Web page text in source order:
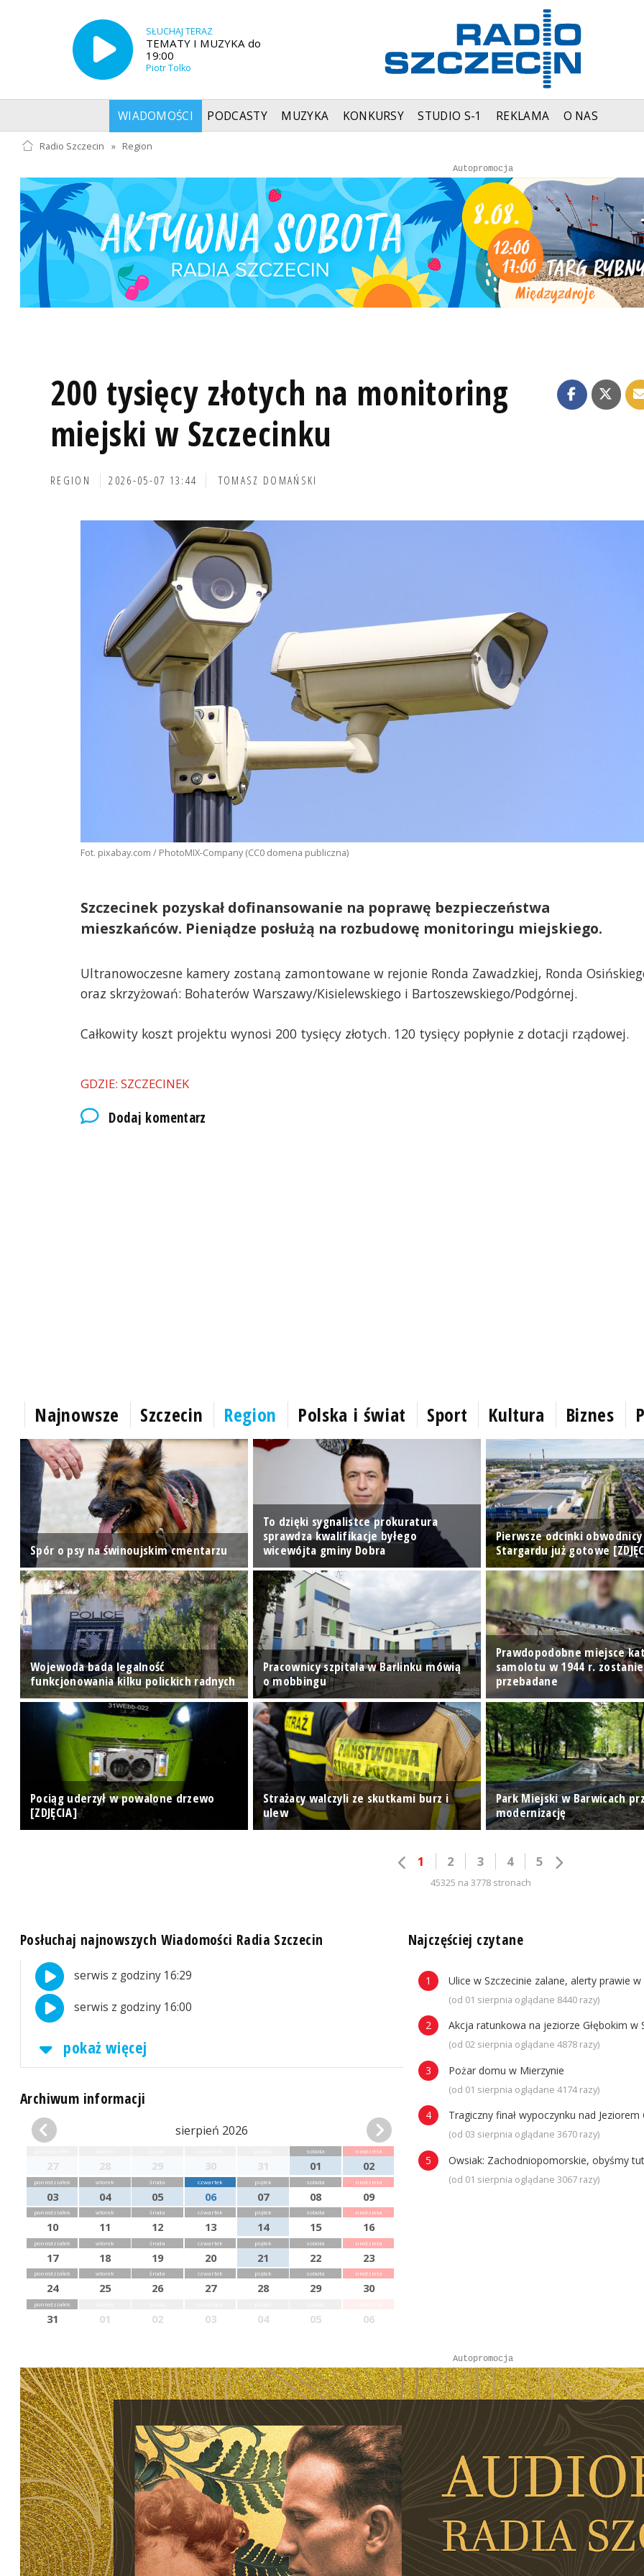
SŁUCHAJ TERAZ
TEMATY I MUZYKA do
19:00
Piotr Tolko
WIADOMOŚCI PODCASTY MUZYKA KONKURSY STUDIO S-1 REKLAMA O NAS
Radio Szczecin » Region
Autopromocja
Reklama
Autopromocja
200 tysięcy złotych na monitoring
miejski w Szczecinku
REGION 2026-05-07 13:44 TOMASZ DOMAŃSKI
Fot. pixabay.com / PhotoMIX-Company (CC0 domena publiczna)
Szczecinek pozyskał dofinansowanie na poprawę bezpieczeństwa
mieszkańców. Pieniądze posłużą na rozbudowę monitoringu miejskiego.
Ultranowoczesne kamery zostaną zamontowane w rejonie Ronda Zawadzkiej, Ronda
oraz skrzyżowań: Bohaterów Warszawy/Kisielewskiego i Bartoszewskiego/Podgórnej.
Całkowity koszt projektu wynosi 200 tysięcy złotych. 120 tysięcy popłynie z dotacji rządowej.
GDZIE: SZCZECINEK
Dodaj komentarz
Najnowsze Szczecin Region Polska i świat Sport Kultura Biznes
Spór o psy na świnoujskim cmentarzu
To dzięki sygnalistce prokuratura
sprawdza kwalifikacje byłego
wicewójta gminy Dobra
Pierwsze odcinki
Stargardu już gotowe
Wojewoda bada legalność
funkcjonowania kilku polickich radnych
Pracownicy szpitala w Barlinku mówią
o mobbingu
Prawdopodobne miejsce
samolotu w 1944 r. zostanie
przebadane
Pociąg uderzył w powalone drzewo
[ZDJĘCIA]
Strażacy walczyli ze skutkami burz i
ulew
Park Miejski w Barwicach
modernizację
1 2 3 4 5
45325 na 3778 stronach
Posłuchaj najnowszych Wiadomości Radia Szczecin
serwis z godziny 16:29
serwis z godziny 16:00
pokaż więcej
Archiwum informacji
sierpień 2026
27 28 29 30 31
sobota
01
niedziela
02
poniedziałek
03
wtorek
04
środa
05
czwartek
06
piątek
07
sobota
08
niedziela
09
poniedziałek
10
wtorek
11
środa
12
czwartek
13
piątek
14
sobota
15
niedziela
16
poniedziałek
17
wtorek
18
środa
19
czwartek
20
piątek
21
sobota
22
niedziela
23
poniedziałek
24
wtorek
25
środa
26
czwartek
27
piątek
28
sobota
29
niedziela
30
poniedziałek
31 01 02 03 04 05 06
Najczęściej czytane
Ulice w Szczecinie zalane, alerty prawie w
(od 01 sierpnia oglądane 8440 razy)
Akcja ratunkowa na jeziorze Głębokim w
(od 02 sierpnia oglądane 4878 razy)
Pożar domu w Mierzynie
(od 01 sierpnia oglądane 4174 razy)
Tragiczny finał wypoczynku nad Jeziorem
(od 03 sierpnia oglądane 3670 razy)
Owsiak: Zachodniopomorskie, obyśmy
(od 01 sierpnia oglądane 3067 razy)
Autopromocja